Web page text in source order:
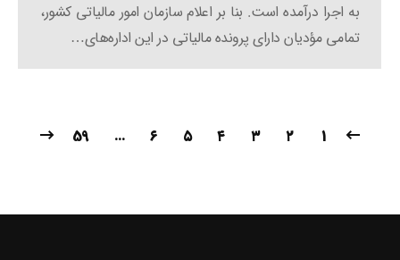
به اجرا درآمده ‌است. بنا بر اعلام سازمان امور مالیاتی کشور،
تمامی مؤدیان دارای پرونده‌ مالیاتی در این اداره‌های…
1 ۲ ۳ ۴ ۵ ۶ …
59